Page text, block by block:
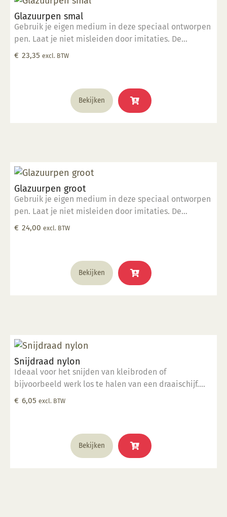
Glazuurpen smal
Gebruik je eigen medium in deze speciaal ontworpen
pen. Laat je niet misleiden door imitaties. De
ingenieurs van Kemper hebben deze tool ontworpen
vormen van keramiek. Elke pen wordt geleverd met
steelreiniger om de menuetpunt schoon te maken.
Met de Glazuurpen Smal kunt u extra dunne, fijne
€ 23,35 excl. BTW
Bekijken
Glazuurpen groot
Gebruik je eigen medium in deze speciaal ontworpen
pen. Laat je niet misleiden door imitaties. De
ingenieurs van Kemper hebben deze tool ontworpen
vormen van keramiek. Elke pen wordt geleverd met
steelreiniger om de menuetpunt schoon te maken.
Met de Glazuurpen Groot kunt u fijne lijnen maken die
€ 24,00 excl. BTW
Bekijken
Snijdraad nylon
Ideaal voor het snijden van kleibroden of
bijvoorbeeld werk los te halen van een draaischijf.
Gemaakt van hoogwaardig nylon.
€ 6,05 excl. BTW
Bekijken